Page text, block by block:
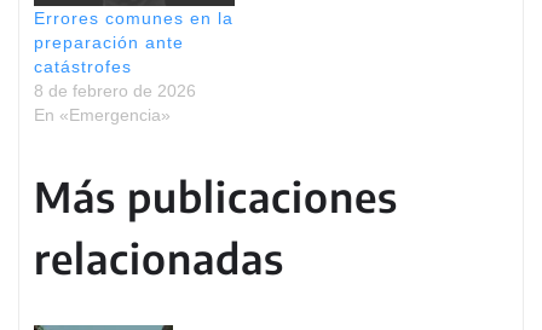
Errores comunes en la
preparación ante
catástrofes
8 de febrero de 2026
En «Emergencia»
Más publicaciones
relacionadas